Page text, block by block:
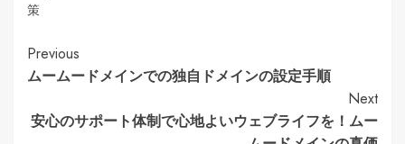
策
Continue
Reading
Previous
ムームードメインでの独自ドメインの設定手順
Next
安心のサポート体制で心地よいウェブライフを！ムー